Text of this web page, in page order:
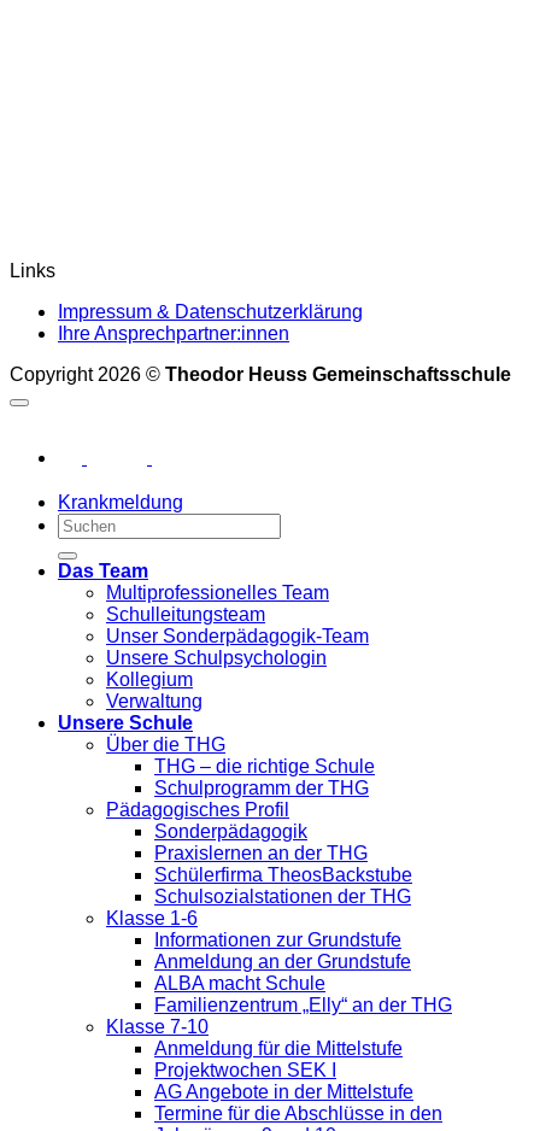
Links
Impressum & Datenschutzerklärung
Ihre Ansprechpartner:innen
Copyright 2026 © Theodor Heuss Gemeinschaftsschule
Krankmeldung
Das Team
Multiprofessionelles Team
Schulleitungsteam
Unser Sonderpädagogik-Team
Unsere Schulpsychologin
Kollegium
Verwaltung
Unsere Schule
Über die THG
THG – die richtige Schule
Schulprogramm der THG
Pädagogisches Profil
Sonderpädagogik
Praxislernen an der THG
Schülerfirma TheosBackstube
Schulsozialstationen der THG
Klasse 1-6
Informationen zur Grundstufe
Anmeldung an der Grundstufe
ALBA macht Schule
Familienzentrum „Elly“ an der THG
Klasse 7-10
Anmeldung für die Mittelstufe
Projektwochen SEK I
AG Angebote in der Mittelstufe
Termine für die Abschlüsse in den